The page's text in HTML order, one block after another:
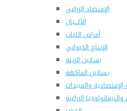
الإقتصاد الزراعى
الألـــبان
أمراض النبات
الإنتاج الحيواني
بساتين الزينة
بساتين الفاكهة
والمبيدات
الزراعية